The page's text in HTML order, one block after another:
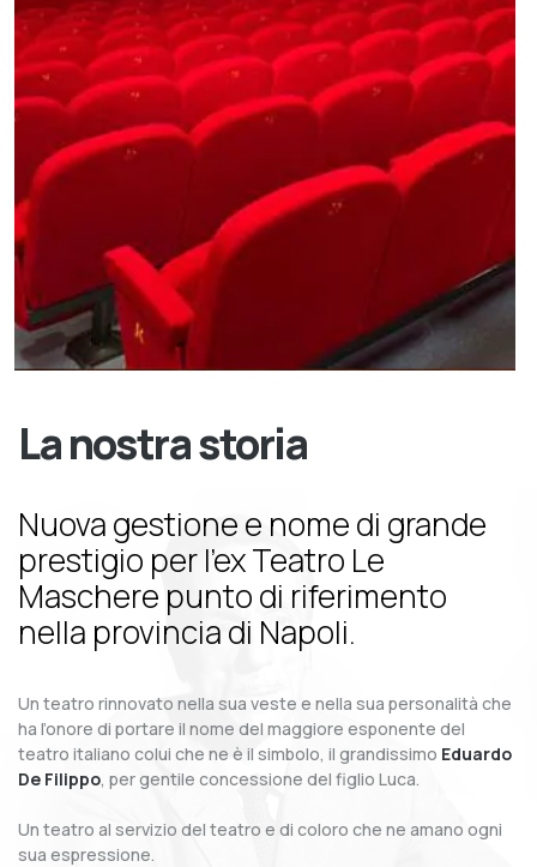
La nostra storia
Nuova gestione e nome di grande
prestigio per l’ex Teatro Le
Maschere punto di riferimento
nella provincia di Napoli.
Un teatro rinnovato nella sua veste e nella sua personalità che
ha l’onore di portare il nome del maggiore esponente del
teatro italiano colui che ne è il simbolo, il grandissimo Eduardo
De Filippo, per gentile concessione del figlio Luca.
Un teatro al servizio del teatro e di coloro che ne amano ogni
sua espressione.